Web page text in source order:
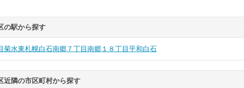
の駅から探す
菊水東札幌白石南郷７丁目南郷１８丁目平和白石
近隣の市区町村から探す